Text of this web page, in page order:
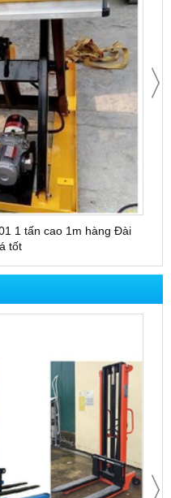
1 tấn cao 1m hàng Đài
tốt